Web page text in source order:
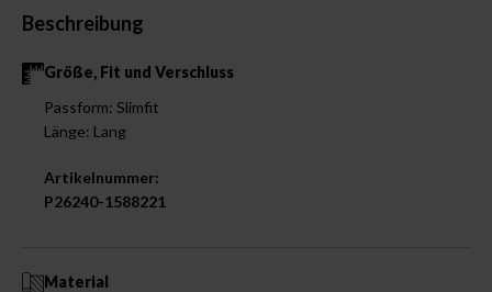
Beschreibung
Größe, Fit und Verschluss
Passform: Slimfit
Länge: Lang
Artikelnummer:
P26240-1588221
Material